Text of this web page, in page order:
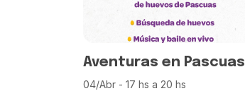
Aventuras en Pascuas
04/Abr - 17 hs a 20 hs